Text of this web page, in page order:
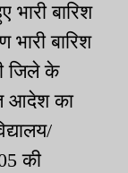
भारी बारिश
बारिश
जिले के
आदेश का
की